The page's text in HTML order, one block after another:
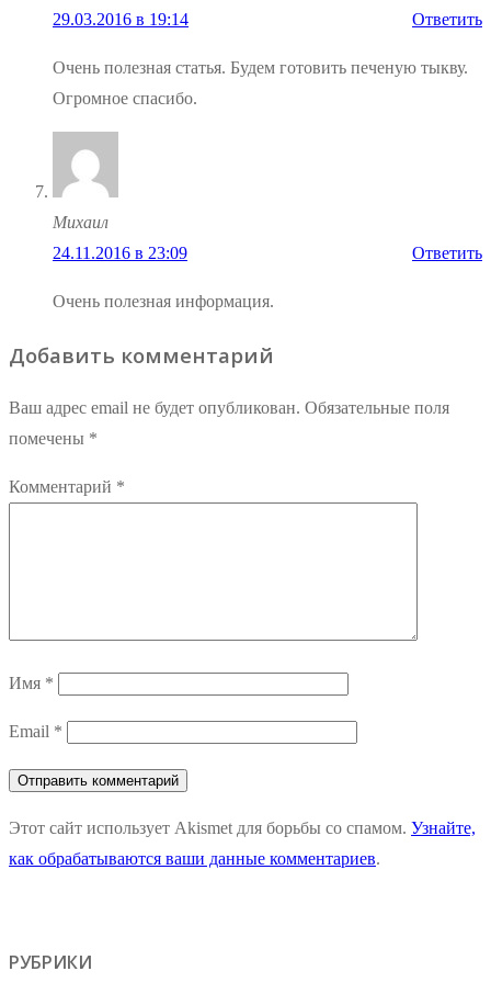
29.03.2016 в 19:14
Ответить
Очень полезная статья. Будем готовить печеную тыкву.
Огромное спасибо.
Михаил
24.11.2016 в 23:09
Ответить
Очень полезная информация.
Добавить комментарий
Ваш адрес email не будет опубликован. Обязательные поля
помечены *
Комментарий *
Имя *
Email *
Этот сайт использует Akismet для борьбы со спамом. Узнайте,
как обрабатываются ваши данные комментариев.
РУБРИКИ